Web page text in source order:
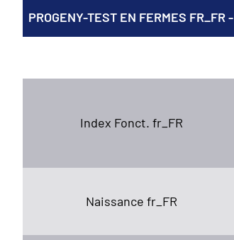
PROGENY-TEST EN FERMES FR_FR -
Index Fonct. fr_FR
Naissance fr_FR